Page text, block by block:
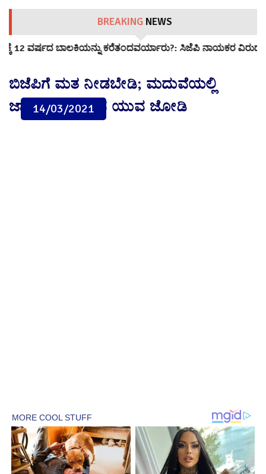
BREAKING NEWS
ಸಿಜೆಪಿ ನಾಯಕರ ವಿರುದ್ಧ ‘ಪೋಕ್ಸೋ’… ಸರ್ಕಾರಿ
ಬಿಜೆಪಿಗೆ ಮತ ನೀಡಬೇಡಿ; ಮದುವೆಯಲ್ಲಿ
ಜಾಗೃತಿ ಮೂಡಿಸಿದ ಯುವ ಜೋಡಿ
14/03/2021